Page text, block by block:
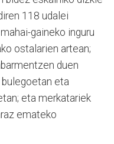
118 udalei
gaineko inguru
ostalarien artean;
duen
eta
eta merkatariek
emateko